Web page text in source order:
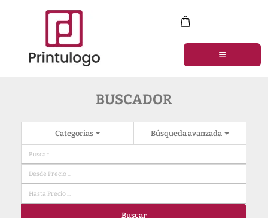
BUSCADOR
Categorias Búsqueda avanzada
Buscar